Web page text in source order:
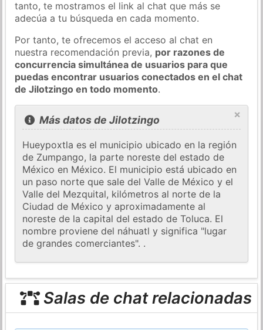
tanto, te mostramos el link al chat que más se
adecúa a tu búsqueda en cada momento.
Por tanto, te ofrecemos el acceso al chat en
nuestra recomendación previa, por razones de
concurrencia simultánea de usuarios para que
puedas encontrar usuarios conectados en el chat
de Jilotzingo en todo momento.
×
Más datos de Jilotzingo
Hueypoxtla es el municipio ubicado en la región
de Zumpango, la parte noreste del estado de
México en México. El municipio está ubicado en
un paso norte que sale del Valle de México y el
Valle del Mezquital, kilómetros al norte de la
Ciudad de México y aproximadamente al
noreste de la capital del estado de Toluca. El
nombre proviene del náhuatl y significa "lugar
de grandes comerciantes". .
Salas de chat relacionadas